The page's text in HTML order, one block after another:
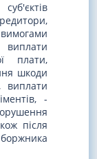
плати,
шкоди
виплати
-
після